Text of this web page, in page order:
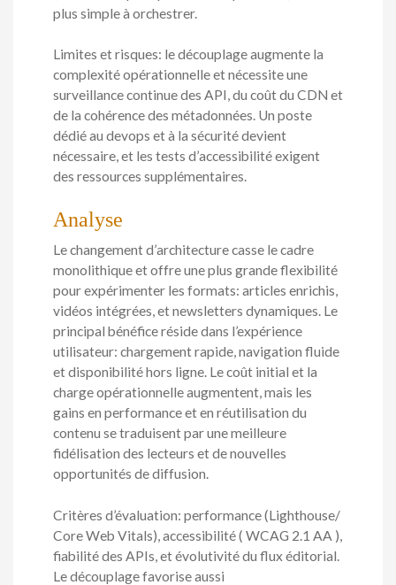
plus simple à orchestrer.
Limites et risques: le découplage augmente la
complexité opérationnelle et nécessite une
surveillance continue des API, du coût du CDN et
de la cohérence des métadonnées. Un poste
dédié au devops et à la sécurité devient
nécessaire, et les tests d’accessibilité exigent
des ressources supplémentaires.
Analyse
Le changement d’architecture casse le cadre
monolithique et offre une plus grande flexibilité
pour expérimenter les formats: articles enrichis,
vidéos intégrées, et newsletters dynamiques. Le
principal bénéfice réside dans l’expérience
utilisateur: chargement rapide, navigation fluide
et disponibilité hors ligne. Le coût initial et la
charge opérationnelle augmentent, mais les
gains en performance et en réutilisation du
contenu se traduisent par une meilleure
fidélisation des lecteurs et de nouvelles
opportunités de diffusion.
Critères d’évaluation: performance (Lighthouse/
Core Web Vitals), accessibilité ( WCAG 2.1 AA ),
fiabilité des APIs, et évolutivité du flux éditorial.
Le découplage favorise aussi